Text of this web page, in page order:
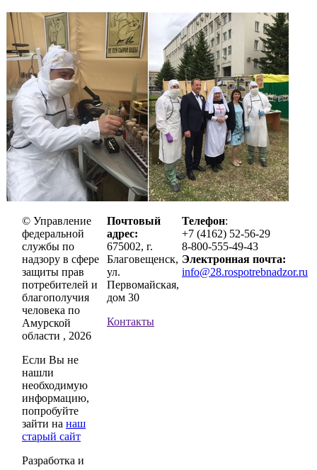
© Управление
федеральной
службы по
надзору в сфере
защиты прав
потребителей и
благополучия
человека по
Амурской
области , 2026
Если Вы не
нашли
необходимую
информацию,
попробуйте
зайти на наш
старый сайт
Разработка и
Почтовый
адрес:
675002, г.
Благовещенск,
ул.
Первомайская,
дом 30
Контакты
Телефон:
+7 (4162) 52-56-29
8-800-555-49-43
Электронная почта:
info@28.rospotrebnadzor.ru